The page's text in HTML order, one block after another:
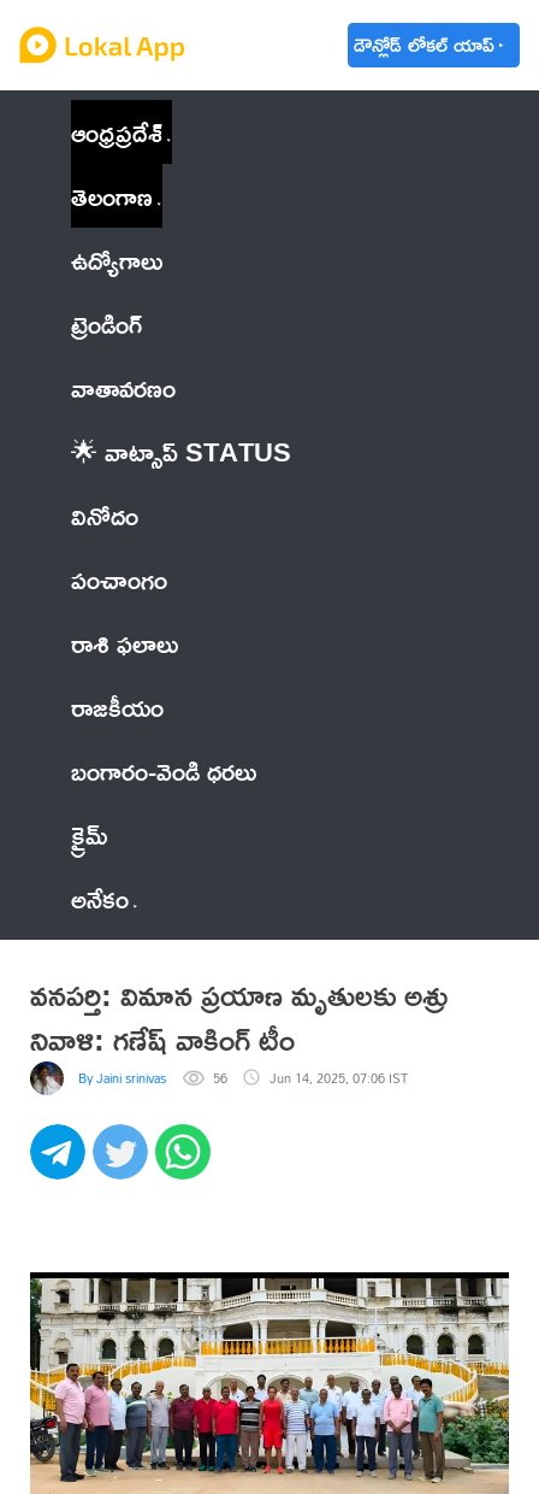
డౌన్లోడ్ లోకల్ యాప్
ఆంధ్రప్రదేశ్
తెలంగాణ
ఉద్యోగాలు
ట్రెండింగ్
వాతావరణం
🌟 వాట్సాప్ STATUS
వినోదం
పంచాంగం
రాశి ఫలాలు
రాజకీయం
బంగారం-వెండి ధరలు
క్రైమ్
అనేకం
వనపర్తి: విమాన ప్రయాణ మృతులకు అశ్రు
నివాళి: గణేష్ వాకింగ్ టీం
By Jaini srinivas 56 Jun 14, 2025, 07:06 IST